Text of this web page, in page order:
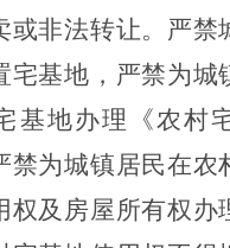
或非法转让。严禁
宅基地，严禁为城
基地办理《农村
禁为城镇居民在农
权及房屋所有权办